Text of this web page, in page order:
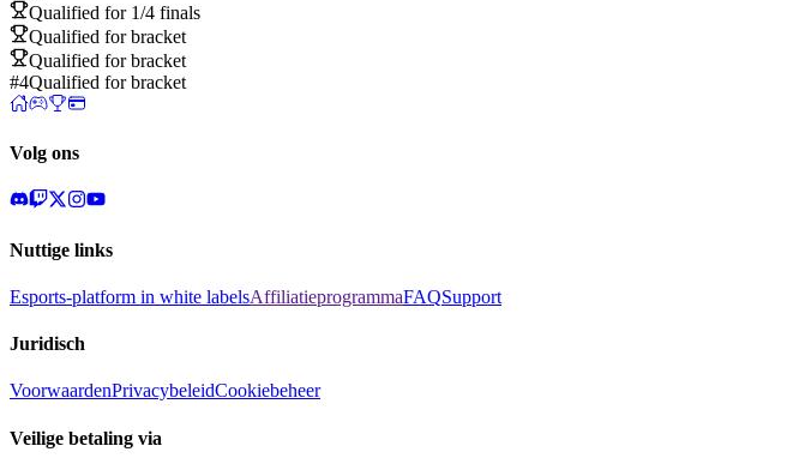
Qualified for 1/4 finals
Qualified for bracket
Qualified for bracket
#4Qualified for bracket
Volg ons
Nuttige links
Esports-platform in white labelsAffiliatieprogrammaFAQSupport
Juridisch
VoorwaardenPrivacybeleidCookiebeheer
Veilige betaling via